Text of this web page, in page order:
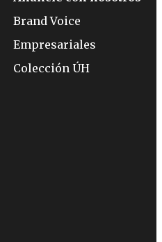
Brand Voice
Empresariales
Colección ÚH